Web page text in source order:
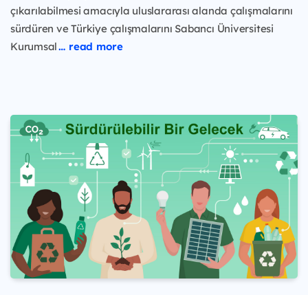
çıkarılabilmesi amacıyla uluslararası alanda çalışmalarını
sürdüren ve Türkiye çalışmalarını Sabancı Üniversitesi
Kurumsal… read more